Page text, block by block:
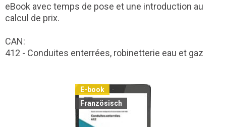
eBook avec temps de pose et une introduction au
calcul de prix.
CAN:
412 - Conduites enterrées, robinetterie eau et gaz
E-book
Französisch